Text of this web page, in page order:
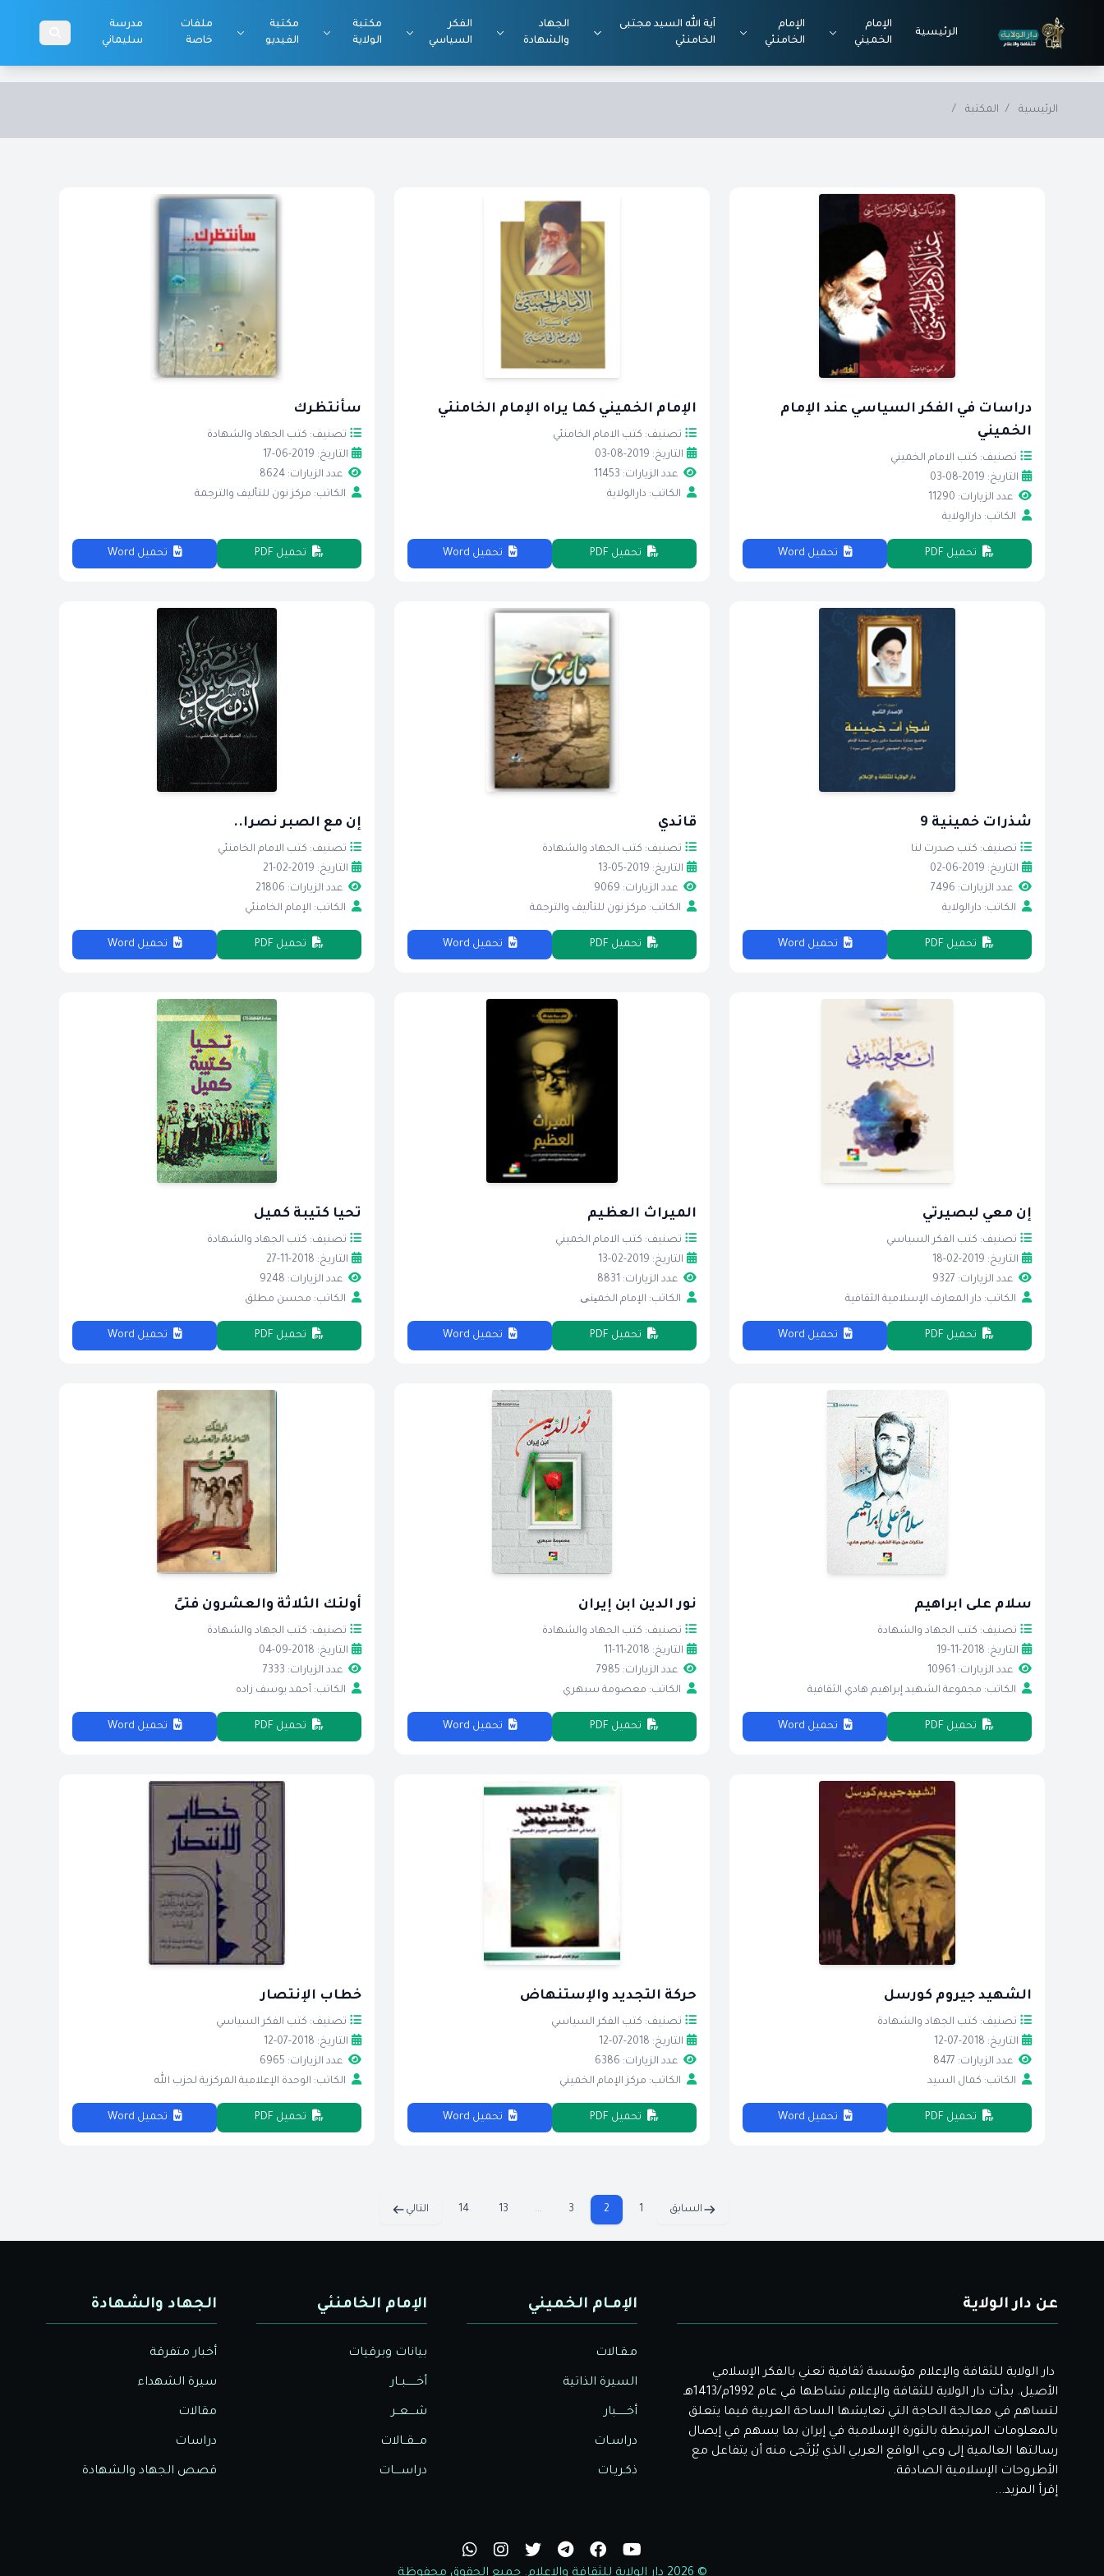
الرئيسية
الإمام
الخميني
الإمام
الخامنئي
آية الله السيد مجتبى
الخامنئي
الجهاد
والشهادة
الفكر
السياسي
مكتبة
الولاية
مكتبة
الفيديو
ملفات
خاصة
مدرسة
سليماني
الرئيسية / المكتبة /
دراسات في الفكر السياسي عند الإمام
الخميني
تصنيف: كتب الامام الخميني
التاريخ: 2019-08-03
عدد الزيارات: 11290
الكاتب: دارالولاية
تحميل PDF تحميل Word
الإمام الخميني كما يراه الإمام الخامنئي
تصنيف: كتب الامام الخامنئي
التاريخ: 2019-08-03
عدد الزيارات: 11453
الكاتب: دارالولاية
تحميل PDF تحميل Word
سأنتظرك
تصنيف: كتب الجهاد والشهادة
التاريخ: 2019-06-17
عدد الزيارات: 8624
الكاتب: مركز نون للتأليف والترجمة
تحميل PDF تحميل Word
شذرات خمينية 9
تصنيف: كتب صدرت لنا
التاريخ: 2019-06-02
عدد الزيارات: 7496
الكاتب: دارالولاية
تحميل PDF تحميل Word
قائدي
تصنيف: كتب الجهاد والشهادة
التاريخ: 2019-05-13
عدد الزيارات: 9069
الكاتب: مركز نون للتأليف والترجمة
تحميل PDF تحميل Word
إن مع الصبر نصرا..
تصنيف: كتب الامام الخامنئي
التاريخ: 2019-02-21
عدد الزيارات: 21806
الكاتب: الإمام الخامنئي
تحميل PDF تحميل Word
إن معي لبصيرتي
تصنيف: كتب الفكر السياسي
التاريخ: 2019-02-18
عدد الزيارات: 9327
الكاتب: دار المعارف الإسلامية الثقافية
تحميل PDF تحميل Word
الميراث العظيم
تصنيف: كتب الامام الخميني
التاريخ: 2019-02-13
عدد الزيارات: 8831
الكاتب: الإمام الخمینی
تحميل PDF تحميل Word
تحيا كتيبة كميل
تصنيف: كتب الجهاد والشهادة
التاريخ: 2018-11-27
عدد الزيارات: 9248
الكاتب: محسن مطلق
تحميل PDF تحميل Word
سلام على ابراهيم
تصنيف: كتب الجهاد والشهادة
التاريخ: 2018-11-19
عدد الزيارات: 10961
الكاتب: مجموعة الشهيد إبراهيم هادي الثقافية
تحميل PDF تحميل Word
نور الدين ابن إيران
تصنيف: كتب الجهاد والشهادة
التاريخ: 2018-11-11
عدد الزيارات: 7985
الكاتب: معصومة سبهري
تحميل PDF تحميل Word
أولئك الثلاثة والعشرون فتىً
تصنيف: كتب الجهاد والشهادة
التاريخ: 2018-09-04
عدد الزيارات: 7333
الكاتب: أحمد يوسف زاده
تحميل PDF تحميل Word
الشهيد جيروم كورسل
تصنيف: كتب الجهاد والشهادة
التاريخ: 2018-07-12
عدد الزيارات: 8477
الكاتب: كمال السيد
تحميل PDF تحميل Word
حركة التجديد والإستنهاض
تصنيف: كتب الفكر السياسي
التاريخ: 2018-07-12
عدد الزيارات: 6386
الكاتب: مركز الإمام الخميني
تحميل PDF تحميل Word
خطاب الإنتصار
تصنيف: كتب الفكر السياسي
التاريخ: 2018-07-12
عدد الزيارات: 6965
الكاتب: الوحدة الإعلامية المركزية لحزب الله
تحميل PDF تحميل Word
السابق 1
2
3
...
13
14 التالي
عن دار الولاية
دار الولاية للثقافة والإعلام مؤسسة ثقافية تعني بالفكر الإسلامي
الأصيل. بدأت دار الولاية للثقافة والإعلام نشاطها في عام 1992م/1413هـ
لتساهم في معالجة الحاجة التي تعايشها الساحة العربية فيما يتعلق
بالمعلومات المرتبطة بالثورة الإسلامية في إيران بما يسهم في إيصال
رسالتها العالمية إلى وعي الواقع العربي الذي يُرْتَجى منه أن يتفاعل مع
الأطروحات الإسلامية الصادقة.
إقرأ المزيد...
الإمـام الخميني
مـقـالات
السيرة الذاتية
أخــــــبار
دراسـات
ذكـريـات
الإمام الخامنئي
بيانات وبرقيات
أخــــــبــار
شــــعــر
مـــقــالات
دراســــات
الجهاد والشهادة
أخبار متفرقة
سيرة الشهداء
مقالات
دراسات
قصص الجهاد والشهادة